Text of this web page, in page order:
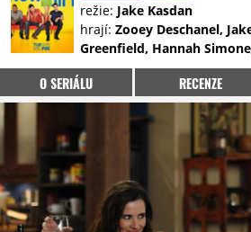
NOVINKY
TÉMATA
RECENZE
EPIZODY
KULT
TRAILERY
GALERIE
DISKUZE
STATISTIKY
TIRÁŽ
režie: Jake Kasdan
hrají: Zooey Deschanel,
Greenfield, Hannah
O SERIÁLU RECENZE